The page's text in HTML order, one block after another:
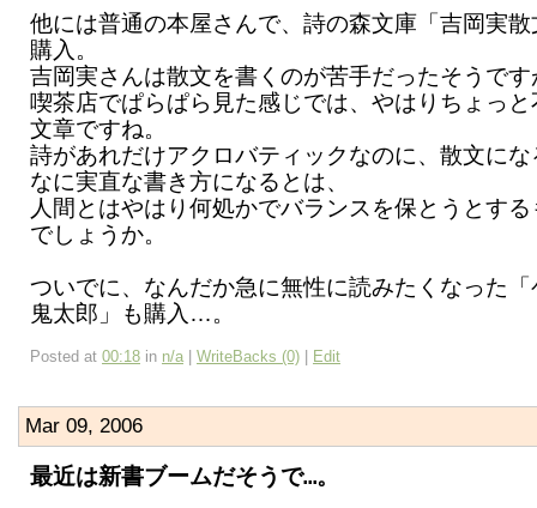
他には普通の本屋さんで、詩の森文庫「吉岡実
購入。
吉岡実さんは散文を書くのが苦手だったそうです
喫茶店でぱらぱら見た感じでは、やはりちょっ
文章ですね。
詩があれだけアクロバティックなのに、散文に
なに実直な書き方になるとは、
人間とはやはり何処かでバランスを保とうとす
でしょうか。
ついでに、なんだか急に無性に読みたくなった
鬼太郎」も購入…。
Posted at 00:18 in n/a WriteBacks (0) Edit
Mar 09, 2006
最近は新書ブームだそうで…。